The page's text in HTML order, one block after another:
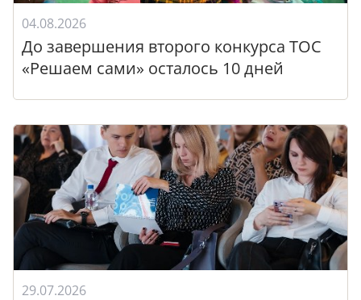
04.08.2026
До завершения второго конкурса ТОС
«Решаем сами» осталось 10 дней
29.07.2026